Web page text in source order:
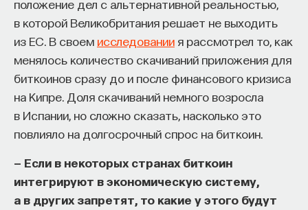
положение дел с альтернативной реальностью,
в которой Великобритания решает не выходить
из ЕС. В своем исследовании я рассмотрел то, как
менялось количество скачиваний приложения для
биткоинов сразу до и после финансового кризиса
на Кипре. Доля скачиваний немного возросла
в Испании, но сложно сказать, насколько это
повлияло на долгосрочный спрос на биткоин.
— Если в некоторых странах биткоин
интегрируют в экономическую систему,
а в других запретят, то какие у этого будут
ПостНаука
команда ПостНауки
Сения Долгачева
ТЕХНОЛОГИИ
644 публикации